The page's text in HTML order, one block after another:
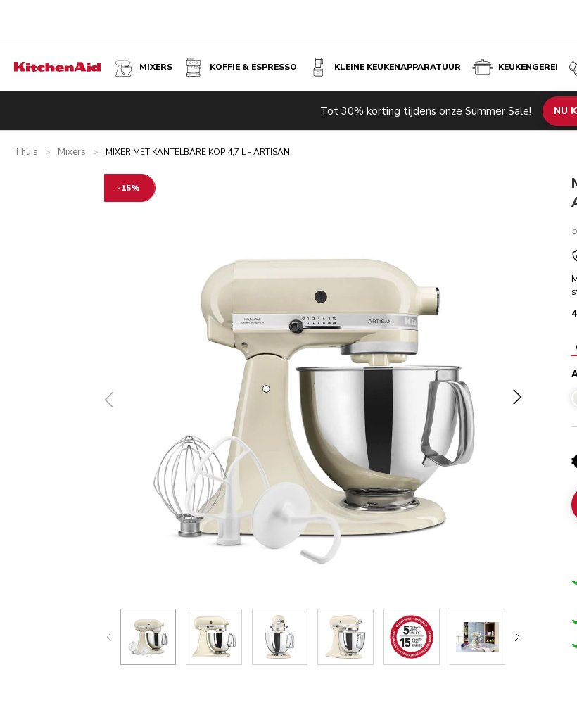
MIXERS KOFFIE & ESPRESSO KLEINE KEUKENAPPARATUUR KEUKENGEREI
Tot 30% korting tijdens onze Summer Sale! NU
Thuis > Mixers > MIXER MET KANTELBARE KOP 4,7 L - ARTISAN
Gerelateerde producten Inspiratie Technische specificaties
-15%